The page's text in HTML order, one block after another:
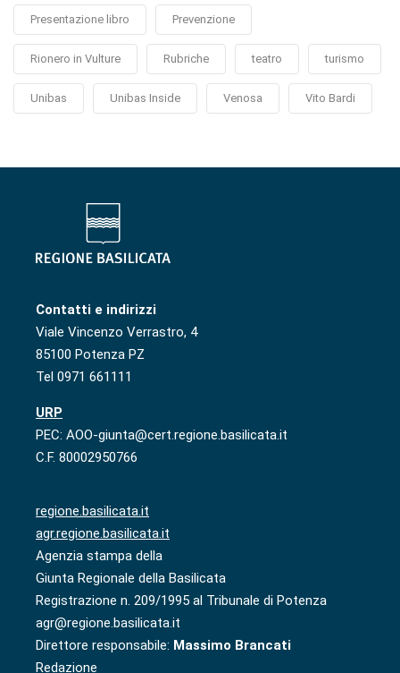
Presentazione libro Prevenzione
Rionero in Vulture Rubriche teatro turismo
Unibas Unibas Inside Venosa Vito Bardi
Contatti e indirizzi
Viale Vincenzo Verrastro, 4
85100 Potenza PZ
Tel 0971 661111
URP
PEC: AOO-giunta@cert.regione.basilicata.it
C.F. 80002950766
regione.basilicata.it
agr.regione.basilicata.it
Agenzia stampa della
Giunta Regionale della Basilicata
Registrazione n. 209/1995 al Tribunale di Potenza
agr@regione.basilicata.it
Direttore responsabile: Massimo Brancati
Redazione